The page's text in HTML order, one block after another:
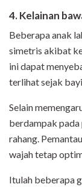
4. Kelainan
Beberapa anak
simetris akibat
ini dapat
terlihat sejak
Selain
berdampak
rahang.
wajah tetap
Itulah beberapa